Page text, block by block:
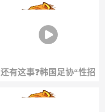
还有这事❓️韩国足协“性招
待”外籍裁判，按摩都安排